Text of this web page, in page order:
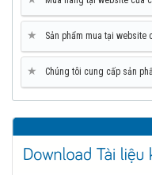
★ Sản phẩm mua tại website
★ Chúng tôi cung cấp sản